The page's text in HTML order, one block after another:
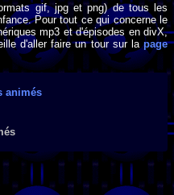
gif, jpg et png) de tous les
Pour tout ce qui concerne le
mp3 et d'épisodes en divX,
d'aller faire un tour sur lapage
animés